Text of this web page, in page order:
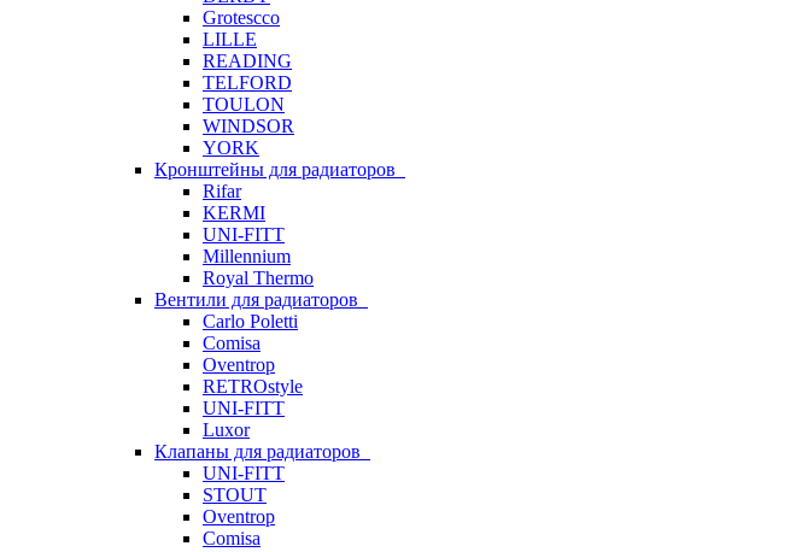
Grotescco
LILLE
READING
TELFORD
TOULON
WINDSOR
YORK
Кронштейны для радиаторов
Rifar
KERMI
UNI-FITT
Millennium
Royal Thermo
Вентили для радиаторов
Carlo Poletti
Comisa
Oventrop
RETROstyle
UNI-FITT
Luxor
Клапаны для радиаторов
UNI-FITT
STOUT
Oventrop
Comisa